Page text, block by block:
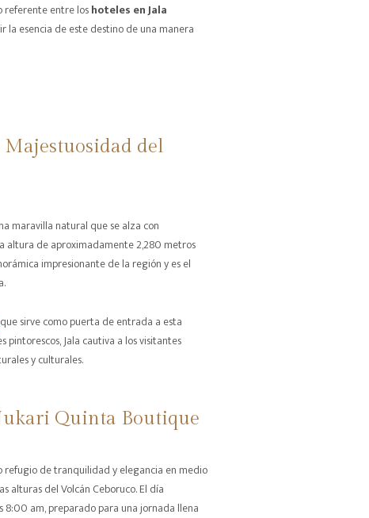
referente entre loshoteles en Jala
la esencia de este destino de una manera
Majestuosidad del
maravilla natural que se alza con
altura de aproximadamente 2,280 metros
impresionante de la región y es el
que sirve como puerta de entrada a esta
pintorescos, Jala cautiva a los visitantes
y culturales.
Quinta Boutique
refugio de tranquilidad y elegancia en medio
alturas del Volcán Ceboruco. El día
8:00 am, preparado para una jornada llena